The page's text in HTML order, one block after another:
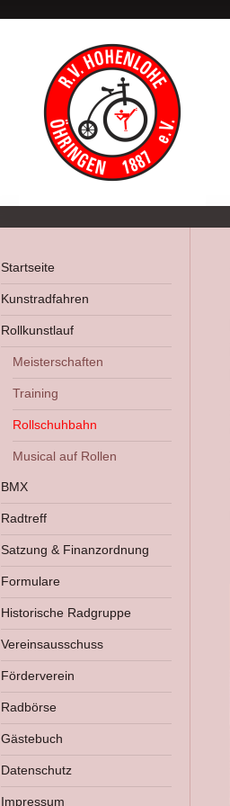
Startseite
Kunstradfahren
Rollkunstlauf
Meisterschaften
Training
Rollschuhbahn
Musical auf Rollen
BMX
Radtreff
Satzung & Finanzordnung
Formulare
Historische Radgruppe
Vereinsausschuss
Förderverein
Radbörse
Gästebuch
Datenschutz
Impressum